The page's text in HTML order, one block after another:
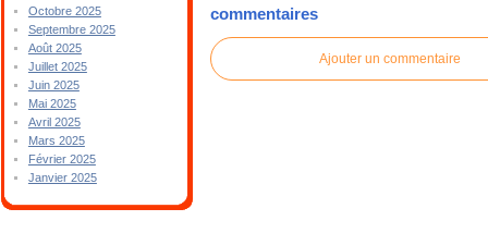
Octobre 2025
Septembre 2025
Août 2025
Juillet 2025
Juin 2025
Mai 2025
Avril 2025
Mars 2025
Février 2025
Janvier 2025
commentaires
Ajouter un commentaire